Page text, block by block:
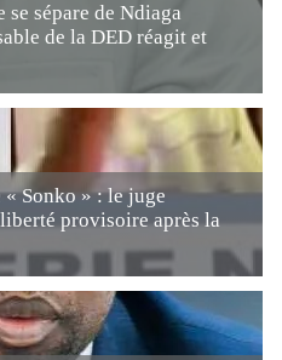
se sépare de Ndiaga
de la DED réagit et
Sonko » : le juge
provisoire après la